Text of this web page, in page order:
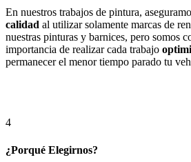
En nuestros trabajos de pintura,
calidad al utilizar solamente marcas de
nuestras pinturas y barnices, pero somos
importancia de realizar cada trabajo
permanecer el menor tiempo parado tu
4
¿Porqué Elegirnos?